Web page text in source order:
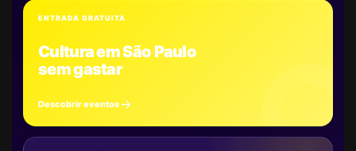
ENTRADA GRATUITA
Cultura em São Paulo
sem gastar
Descobrir eventos